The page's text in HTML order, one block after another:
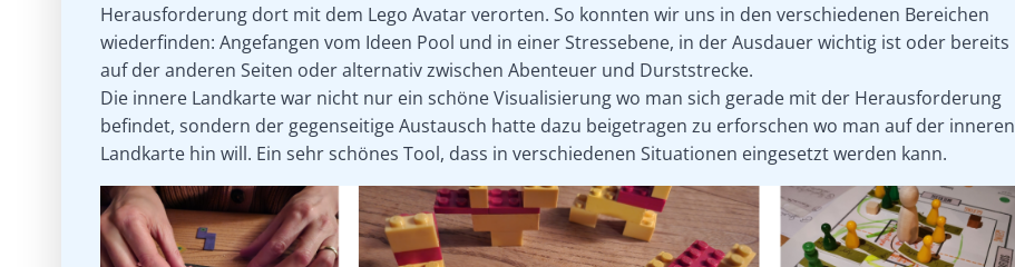
Herausforderung dort mit dem Lego Avatar verorten. So konnten wir uns in den verschiedenen Bereichen
wiederfinden: Angefangen vom Ideen Pool und in einer Stressebene, in der Ausdauer wichtig ist oder bereits
auf der anderen Seiten oder alternativ zwischen Abenteuer und Durststrecke.
Die innere Landkarte war nicht nur ein schöne Visualisierung wo man sich gerade mit der Herausforderung
befindet, sondern der gegenseitige Austausch hatte dazu beigetragen zu erforschen wo man auf der inneren
Landkarte hin will. Ein sehr schönes Tool, dass in verschiedenen Situationen eingesetzt werden kann.